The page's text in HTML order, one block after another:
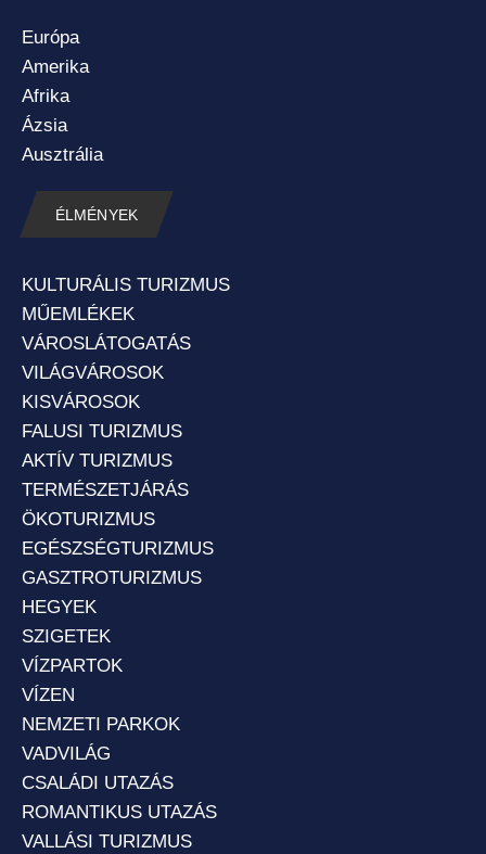
Európa
Amerika
Afrika
Ázsia
Ausztrália
ÉLMÉNYEK
KULTURÁLIS TURIZMUS
MŰEMLÉKEK
VÁROSLÁTOGATÁS
VILÁGVÁROSOK
KISVÁROSOK
FALUSI TURIZMUS
AKTÍV TURIZMUS
TERMÉSZETJÁRÁS
ÖKOTURIZMUS
EGÉSZSÉGTURIZMUS
GASZTROTURIZMUS
HEGYEK
SZIGETEK
VÍZPARTOK
VÍZEN
NEMZETI PARKOK
VADVILÁG
CSALÁDI UTAZÁS
ROMANTIKUS UTAZÁS
VALLÁSI TURIZMUS